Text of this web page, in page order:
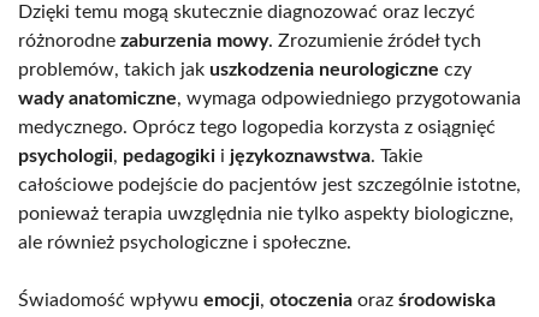
Dzięki temu mogą skutecznie diagnozować oraz leczyć
różnorodne zaburzenia mowy. Zrozumienie źródeł tych
problemów, takich jak uszkodzenia neurologiczne czy
wady anatomiczne, wymaga odpowiedniego przygotowania
medycznego. Oprócz tego logopedia korzysta z osiągnięć
psychologii, pedagogiki i językoznawstwa. Takie
całościowe podejście do pacjentów jest szczególnie istotne,
ponieważ terapia uwzględnia nie tylko aspekty biologiczne,
ale również psychologiczne i społeczne.
Świadomość wpływu emocji, otoczenia oraz środowiska